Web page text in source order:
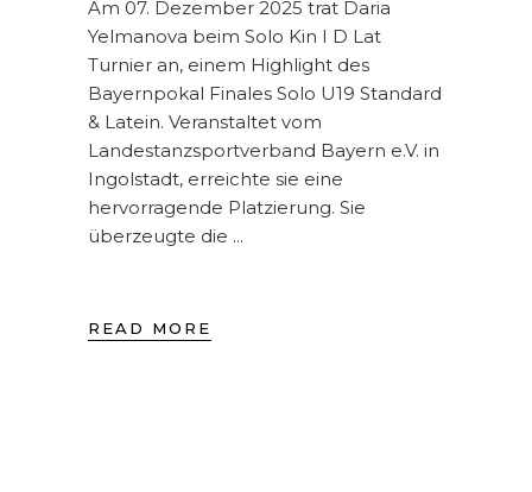
Am 07. Dezember 2025 trat Daria
Yelmanova beim Solo Kin I D Lat
Turnier an, einem Highlight des
Bayernpokal Finales Solo U19 Standard
& Latein. Veranstaltet vom
Landestanzsportverband Bayern e.V. in
Ingolstadt, erreichte sie eine
hervorragende Platzierung. Sie
überzeugte die
READ MORE